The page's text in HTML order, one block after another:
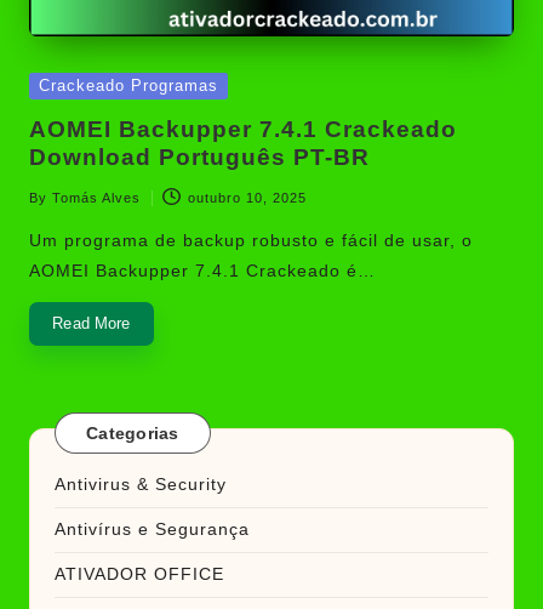
Posted
Crackeado Programas
AOMEI Backupper 7.4.1 Crackeado
Download Português PT-BR
Posted
by
By Tomás Alves outubro 10, 2025
Um programa de backup robusto e fácil de usar, o
AOMEI Backupper 7.4.1 Crackeado é…
Read More
Categorias
Antivirus & Security
Antivírus e Segurança
ATIVADOR OFFICE